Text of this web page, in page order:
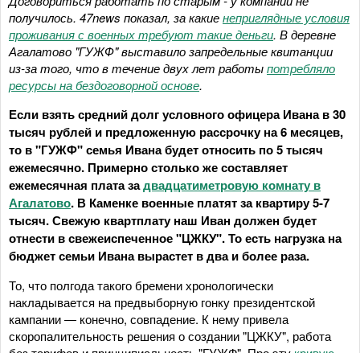
получилось. 47news показал, за какиенеприглядные условия
проживания с военных требуют такие деньги. В деревне
Агалатово "ГУЖФ" выставило запредельные квитанции
из-за того, что в течение двух лет работыпотребляло
ресурсы на бездоговорной основе.
Если взять средний долг условного офицера Ивана в 30
тысяч рублей и предложенную рассрочку на 6 месяцев,
то в "ГУЖФ" семья Ивана будет относить по 5 тысяч
ежемесячно. Примерно столько же составляет
ежемесячная плата задвадцатиметровую комнату в
Агалатово. В Каменке военные платят за квартиру 5-7
тысяч. Свежую квартплату наш Иван должен будет
отнести в свежеиспеченное "ЦЖКУ". То есть нагрузка на
бюджет семьи Ивана вырастет в два и более раза.
То, что полгода такого бремени хронологически
накладывается на предвыборную гонку президентской
кампании — конечно, совпадение. К нему привела
скоропалительность решения о создании "ЦЖКУ", работа